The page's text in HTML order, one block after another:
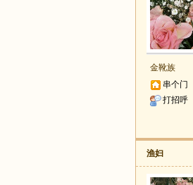
金靴族
串个门
打招呼
渔妇